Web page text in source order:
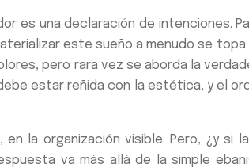
es una declaración de intenciones.
este sueño a menudo se
pero rara vez se aborda la
estar reñida con la estética, y el
la organización visible. Pero, ¿y
va más allá de la simple